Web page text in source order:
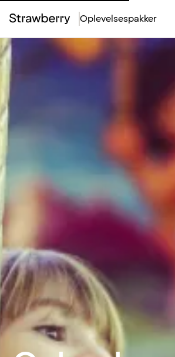
Top
Menu
Oplevelsespakker